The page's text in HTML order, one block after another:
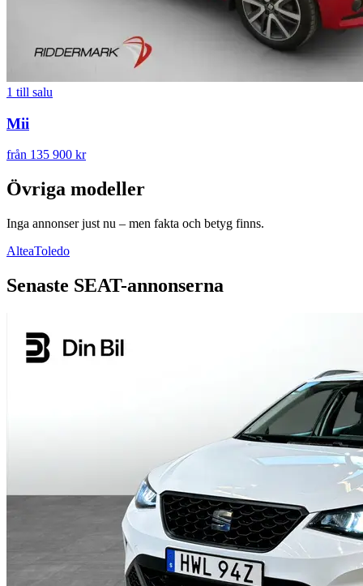
1 till salu
Mii
från 135 900 kr
Övriga modeller
Inga annonser just nu – men fakta och betyg finns.
AlteaToledo
Senaste SEAT-annonserna